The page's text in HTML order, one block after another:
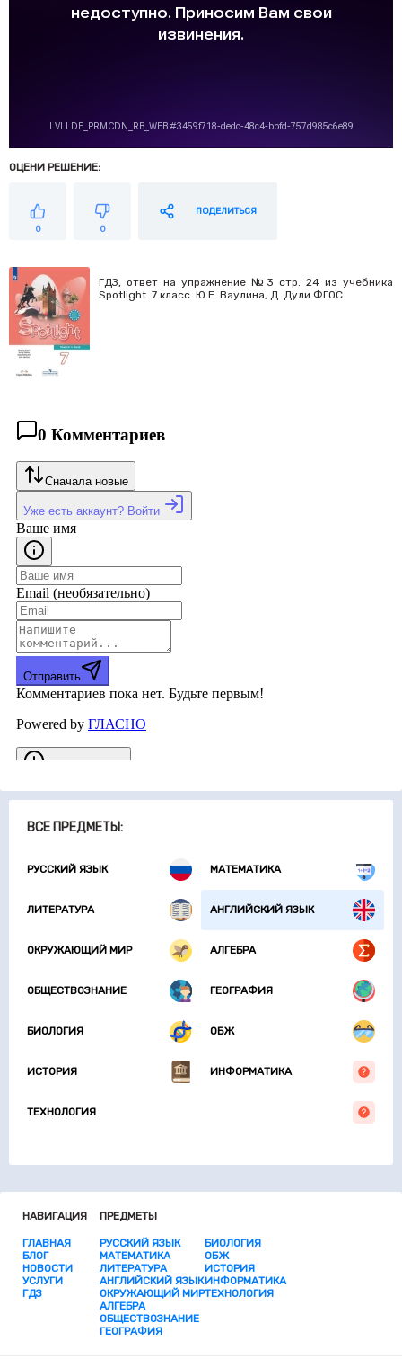
ВСЕ ПРЕДМЕТЫ:
РУССКИЙ ЯЗЫК МАТЕМАТИКА
ЛИТЕРАТУРА АНГЛИЙСКИЙ ЯЗЫК
ОКРУЖАЮЩИЙ МИР АЛГЕБРА
ОБЩЕСТВОЗНАНИЕ ГЕОГРАФИЯ
БИОЛОГИЯ ОБЖ
ИСТОРИЯ ИНФОРМАТИКА
ТЕХНОЛОГИЯ
ОЦЕНИ РЕШЕНИЕ:
0 0
ПОДЕЛИТЬСЯ
ГДЗ, ответ на упражнение №3 cтр. 24 из учебника
Spotlight. 7 класс. Ю.Е. Ваулина, Д. Дули ФГОС
НАВИГАЦИЯ
ГЛАВНАЯ
БЛОГ
НОВОСТИ
УСЛУГИ
ГДЗ
ПРЕДМЕТЫ
РУССКИЙ ЯЗЫК
МАТЕМАТИКА
ЛИТЕРАТУРА
АНГЛИЙСКИЙ ЯЗЫК
ОКРУЖАЮЩИЙ МИР
АЛГЕБРА
ОБЩЕСТВОЗНАНИЕ
ГЕОГРАФИЯ
БИОЛОГИЯ
ОБЖ
ИСТОРИЯ
ИНФОРМАТИКА
ТЕХНОЛОГИЯ